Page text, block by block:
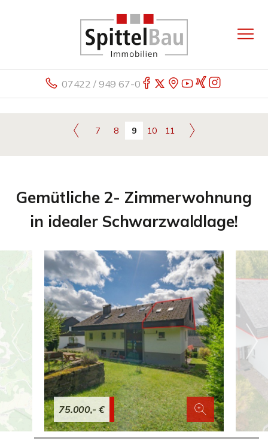
07422 / 949 67-0
7 8 9 10 11
Gemütliche 2- Zimmerwohnung
in idealer Schwarzwaldlage!
75.000,- €